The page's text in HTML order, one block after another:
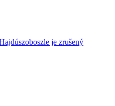
je zrušený